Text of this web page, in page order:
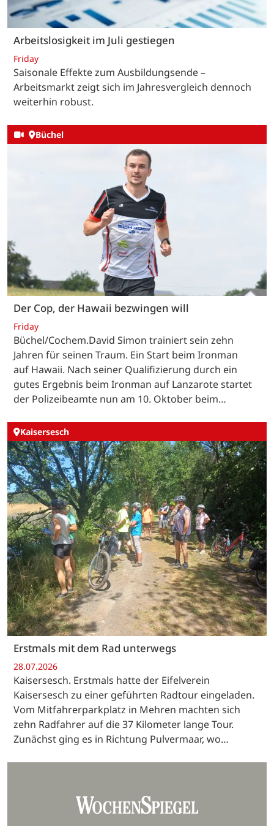
Arbeitslosigkeit im Juli gestiegen
Friday
Saisonale Effekte zum Ausbildungsende –
Arbeitsmarkt zeigt sich im Jahresvergleich dennoch
weiterhin robust.
Büchel
Der Cop, der Hawaii bezwingen will
Friday
Büchel/Cochem.David Simon trainiert sein zehn
Jahren für seinen Traum. Ein Start beim Ironman
auf Hawaii. Nach seiner Qualifizierung durch ein
gutes Ergebnis beim Ironman auf Lanzarote startet
der Polizeibeamte nun am 10. Oktober beim…
Kaisersesch
Erstmals mit dem Rad unterwegs
28.07.2026
Kaisersesch. Erstmals hatte der Eifelverein
Kaisersesch zu einer geführten Radtour eingeladen.
Vom Mitfahrerparkplatz in Mehren machten sich
zehn Radfahrer auf die 37 Kilometer lange Tour.
Zunächst ging es in Richtung Pulvermaar, wo…